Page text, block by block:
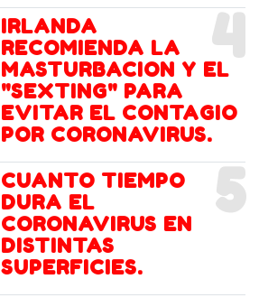
4
IRLANDA
RECOMIENDA LA
MASTURBACION Y EL
"SEXTING" PARA
EVITAR EL CONTAGIO
POR CORONAVIRUS.
5
CUANTO TIEMPO
DURA EL
CORONAVIRUS EN
DISTINTAS
SUPERFICIES.